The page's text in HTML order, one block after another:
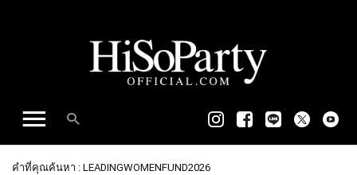
คำที่คุณค้นหา : LEADINGWOMENFUND2026